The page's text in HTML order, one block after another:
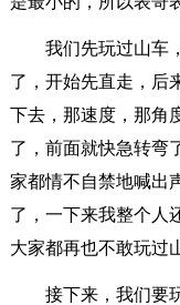
我们先玩过山车
了，开始先直走，后
下去，那速度，那角
了，前面就快急转弯
家都情不自禁地喊出
了，一下来我整个人
大家都再也不敢玩过
接下来，我们要